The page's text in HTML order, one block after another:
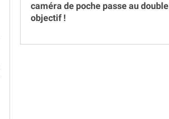
caméra de poche passe au double
objectif !